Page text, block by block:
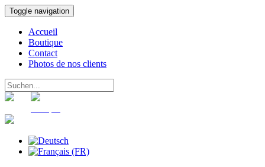
Toggle navigation
Accueil
Boutique
Contact
Photos de nos clients